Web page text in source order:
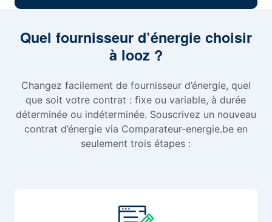
Quel fournisseur d’énergie choisir
à looz ?
Changez facilement de fournisseur d’énergie, quel
que soit votre contrat : fixe ou variable, à durée
déterminée ou indéterminée. Souscrivez un nouveau
contrat d’énergie via Comparateur-energie.be en
seulement trois étapes :